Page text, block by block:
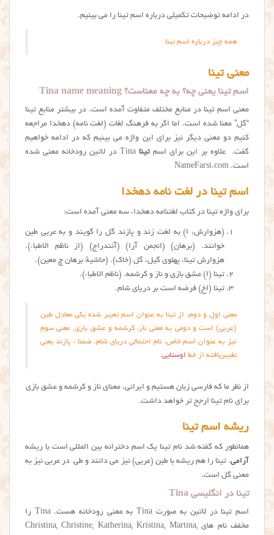
در ادامه توضیحات تکمیلی درباره اسم تینا را می بینیم.
همه چیز درباره اسم تینا
معنی تینا
اسم تینا یعنی چه؟ به چه معناست؟ Tina name meaning
معنی اسم تینا در منابع مختلف متفاوت آمده است. در بیشتر منابع تينا
“گِل” معنا شده است. اما اگر به فرهنگ لغات (لغت نامه) دهخدا مراجعه
کنیم دو معنی دیگر نیز برای این واژه می بینیم که در ادامه خواهیم
گفت. علاوه بر این برای اسمتینا
Tina در لاتین رودخانه معنی شده
است. NameFarsi.com
اسم تینا در لغت نامه دهخدا
برای واژه تینا در کتاب لغتنامه دهخدا، سه معنی آمده است:
(هزوارش، اِ) به لغت زند و پازند گل را گویند و به عربی طین
خوانند. (برهان) (انجمن آرا) (آنندراج) (از ناظم الاطباء).
هزوارش تینا، پهلوی گیل، گل (خاک). (حاشیهٔ برهان چ معین).
تینا (اِ) عشق بازی و ناز و کرشمه. (ناظم الاطباء).
تینا (اِخ) فرضه است بر دریای شام.
معنی اول و دوم، از تینا به عنوان اسم تعبیر شده یکی معادل طین
(عربی) است و دومی به معنی ناز، کرشمه و عشق بازی. معنی سوم
نیز به عنوان اسم خاص، نام احتمالی دریای شام. ضمنا * پازند یعنی
تغییریافته از خط اوستایی.
از نظر ما که فارسی زبان هستیم و ایرانی، معنای ناز و کرشمه و عشق بازی
برای نام تينا ارجح تر خواهد داشت.
ریشه اسم تینا
همانطور که گفته شد نام تینا یک اسم دخترانه بین المللی است با ریشه
آرامی. تینا را هم ریشه با طین (عربی) نیز می دانند و طی در عربی نیز به
معنی گل است.
تینا در انگلیسی Tina
اسم تینا در لاتین به صورت Tina به معنی رودخانه هست. Tina را
مخفف نام های Christina, Christine, Katherina, Kristina, Martina,